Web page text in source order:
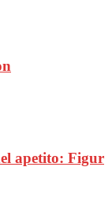
apetito: Figur